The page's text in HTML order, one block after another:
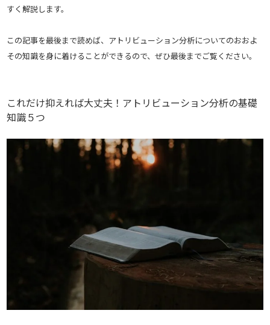
すく解説します。
この記事を最後まで読めば、アトリビューション分析についてのおおよ
その知識を身に着けることができるので、ぜひ最後までご覧ください。
これだけ抑えれば大丈夫！アトリビューション分析の基礎
知識５つ